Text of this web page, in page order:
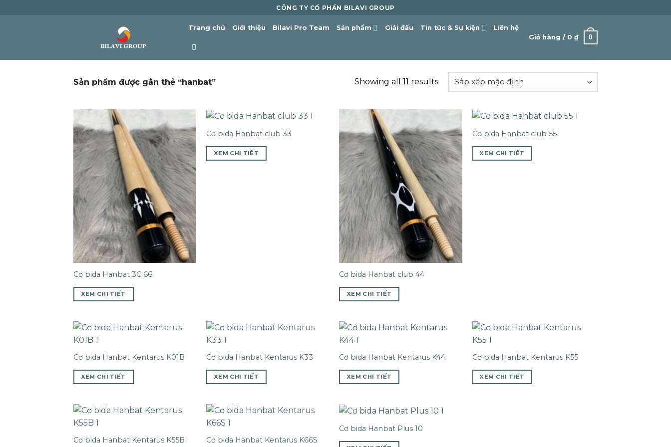
CÔNG TY CỔ PHẦN BILAVI GROUP
Trang chủ Giới thiệu Bilavi Pro Team Sản phẩm Giải đấu Tin tức & Sự kiện
Liên hệ
Giỏ hàng / 0 ₫ 0
Sản phẩm được gắn thẻ “hanbat” Showing all 11 results
Cơ bida Hanbat 3C 66
XEM CHI TIẾT
Cơ bida Hanbat club 33
XEM CHI TIẾT
Cơ bida Hanbat club 44
XEM CHI TIẾT
Cơ bida Hanbat club 55
XEM CHI TIẾT
Cơ bida Hanbat Kentarus K01B
XEM CHI TIẾT
Cơ bida Hanbat Kentarus K33
XEM CHI TIẾT
Cơ bida Hanbat Kentarus K44
XEM CHI TIẾT
Cơ bida Hanbat Kentarus K55
XEM CHI TIẾT
Cơ bida Hanbat Kentarus K55B Cơ bida Hanbat Kentarus K66S
Cơ bida Hanbat Plus 10